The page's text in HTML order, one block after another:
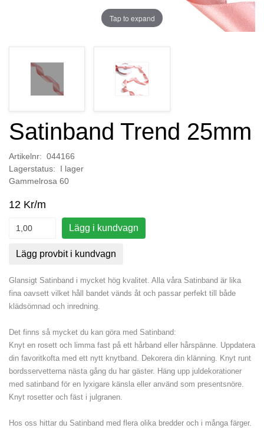
Tap to expand
Satinband Trend 25mm
Artikelnr: 044166
Lagerstatus: I lager
Gammelrosa 60
12 Kr/m
Lägg i kundvagn
Lägg provbit i kundvagn
Glansigt Satinband i mycket hög kvalitet. Alla våra Satinband är lika
fina oavsett vilket håll bandet vänds åt och passar perfekt till både
klädsömnad och inredning.
Det finns så mycket du kan göra med Satinband:
Knyt en rosett och limma fast på ett hårband eller hårspänne. Uppdatera
din favoritkofta med ett nytt knytband. Dekorera din klänning. Knyt runt
bordsservetterna nästa gång du har gäster. Häng upp juldekorationer
med satinband för en lyxigare känsla eller använd som presentsnöre.
Knyt rosetter och fäst i julgranen.
Hos oss hittar du Satinband med flera olika bredder och i många färger.